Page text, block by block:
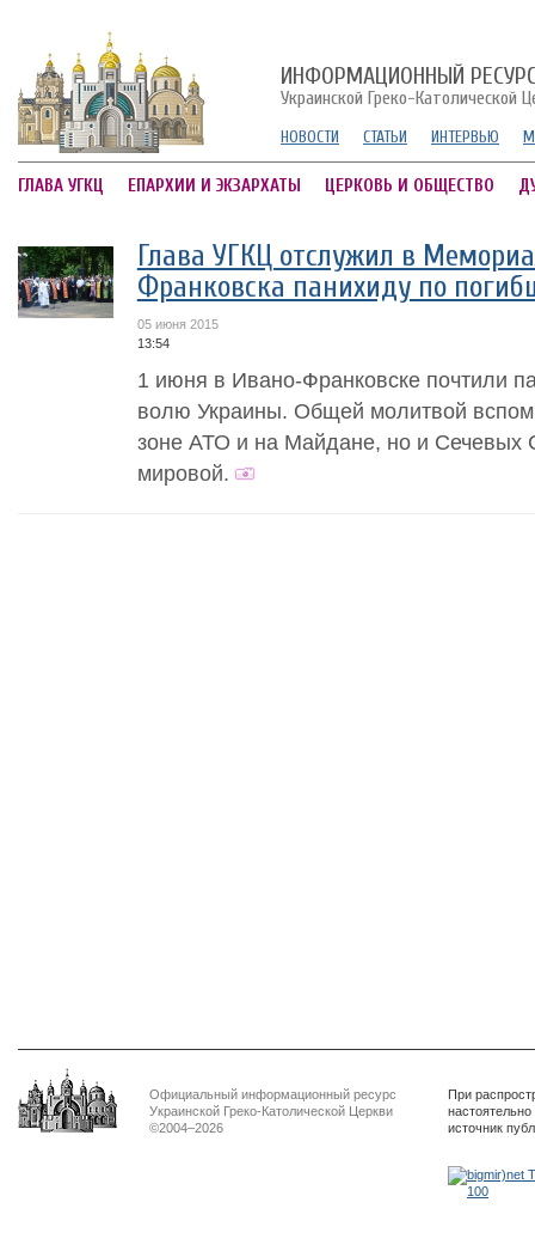
ИНФОРМАЦИОННЫЙ
Украинской Греко-Католической
НОВОСТИ СТАТЬИ ИНТЕРВЬЮ
ГЛАВА УГКЦ ЕПАРХИИ И ЭКЗАРХАТЫ ЦЕРКОВЬ И ОБЩЕСТВО
Глава УГКЦ отслужил в
Франковска панихиду по
05 июня 2015
13:54
1 июня в Ивано-Франковске почтили
волю Украины. Общей молитвой
зоне АТО и на Майдане, но и Сечевых
мировой.
Официальный информационный ресурс
Украинской Греко-Католической Церкви
©2004–2026
При
источник